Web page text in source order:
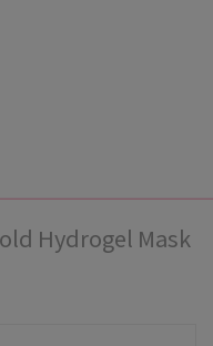
Hydrogel Mask